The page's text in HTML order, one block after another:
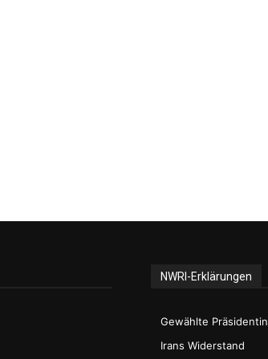
NWRI-Erklärungen
Gewählte Präsidentin
Irans Widerstand